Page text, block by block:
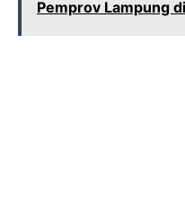
Pemprov Lampung